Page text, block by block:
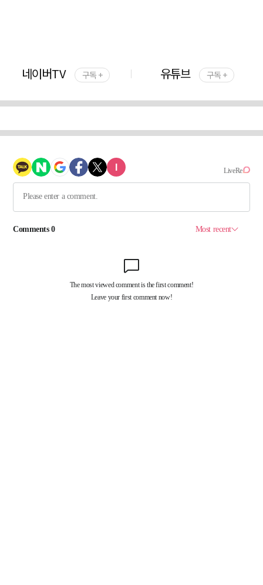
네이버TV 구독 + 유튜브 구독 +